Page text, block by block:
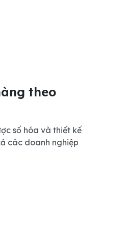
theo
số hóa và thiết kế
các doanh nghiệp